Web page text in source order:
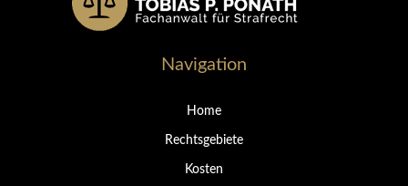
Navigation
Home
Rechtsgebiete
Kosten